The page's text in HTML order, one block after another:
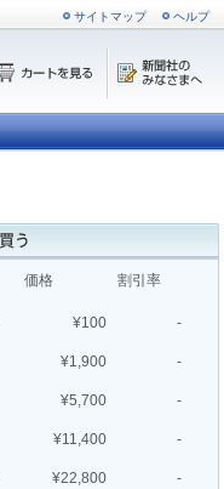
サイトマップ ヘルプ
価格 割引率
¥100 -
¥1,900 -
¥5,700 -
¥11,400 -
¥22,800 -